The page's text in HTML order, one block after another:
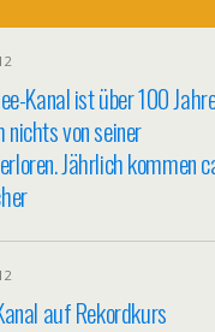
Kanal ist über 100
nichts von seiner
Jährlich kommen
auf Rekordkurs